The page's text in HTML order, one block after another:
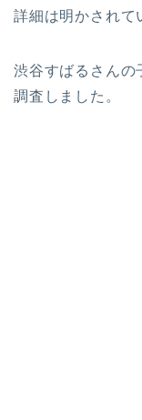
詳細は明かされて
渋谷すばるさんの
調査しました。